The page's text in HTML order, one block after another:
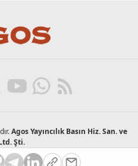
Agos Yayıncılık Basın Hiz. San. ve
Şti.